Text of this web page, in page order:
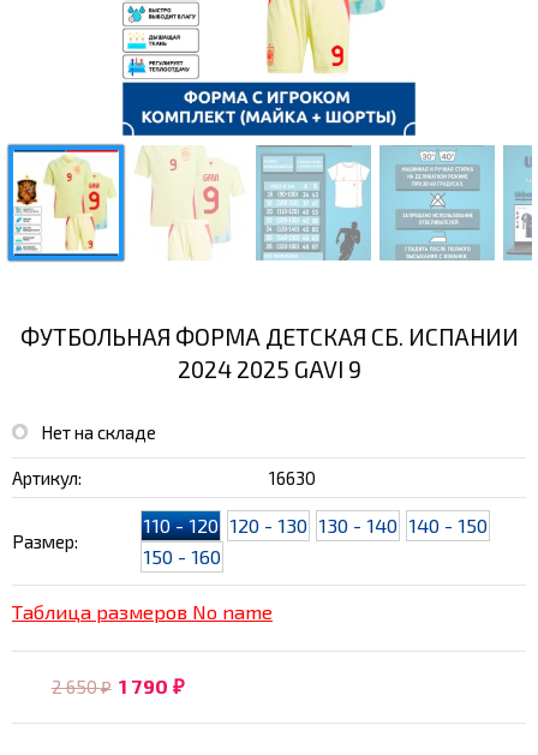
ФУТБОЛЬНАЯ ФОРМА ДЕТСКАЯ СБ. ИСПАНИИ
2024 2025 GAVI 9
Нет на складе
Артикул: 16630
Размер:
110 - 120 120 - 130 130 - 140 140 - 150
150 - 160
Таблица размеров No name
2 650₽ 1 790 ₽